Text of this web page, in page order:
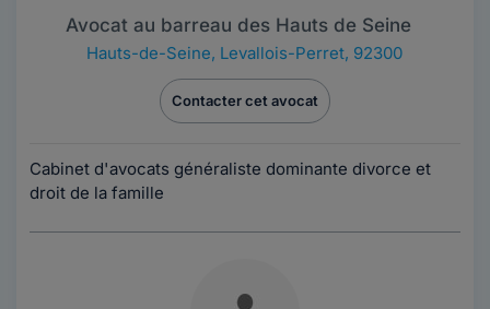
Avocat au barreau des Hauts de Seine
Hauts-de-Seine, Levallois-Perret, 92300
Contacter cet avocat
Cabinet d'avocats généraliste dominante divorce et
droit de la famille